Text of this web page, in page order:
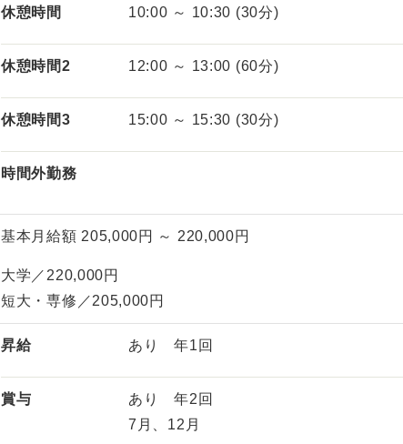
休憩時間 10:00 ～ 10:30 (30分)
休憩時間2 12:00 ～ 13:00 (60分)
休憩時間3 15:00 ～ 15:30 (30分)
時間外勤務
基本月給額 205,000円 ～ 220,000円
大学／220,000円
短大・専修／205,000円
昇給 あり 年1回
賞与
あり 年2回
7月、12月